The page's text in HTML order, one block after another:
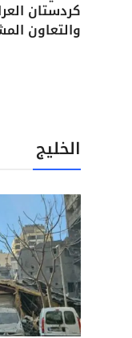
كردستان
والتعاون
الخليج